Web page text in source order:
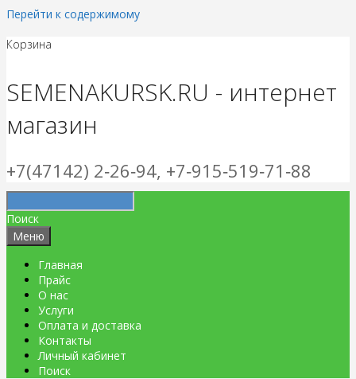
Перейти к содержимому
Корзина
SEMENAKURSK.RU - интернет
магазин
+7(47142) 2‑26‑94, +7‑915‑519‑71‑88
Поиск
Меню
Главная
Прайс
О нас
Услуги
Оплата и доставка
Контакты
Личный кабинет
Поиск